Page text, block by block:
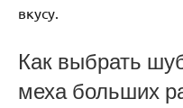
вкусу.
Как выбрать
меха больших